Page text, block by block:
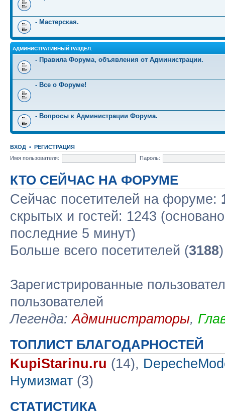
- Мастерская.
АДМИНИСТРАТИВНЫЙ РАЗДЕЛ.
- Правила Форума, объявления от Администрации.
- Все о Форуме!
- Вопросы к Администрации Форума.
ВХОД • РЕГИСТРАЦИЯ
Имя пользователя:
Пароль:
КТО СЕЙЧАС НА ФОРУМЕ
Сейчас посетителей на форуме:
скрытых и гостей: 1243
последние 5 минут)
Больше всего посетителей (3188
Зарегистрированные
пользователей
Легенда:Администраторы,
ТОПЛИСТ БЛАГОДАРНОСТЕЙ
KupiStarinu.ru (14),
Нумизмат (3)
СТАТИСТИКА